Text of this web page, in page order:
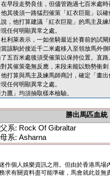
早段走勢良佳，但儘管跑過七百米處
其後須一路猛烈催策「紅衣巨龍」以
說，他打算建議「紅衣巨龍」的馬主及
任何明顯異常之處。
利萊表示，一如坐騎最近於賽前的試
該駒於接近千二米處移入至領放馬外
了五百米處後須受催策以保持位置。直
其催策毫無反應，末段未能以勁勢衝
打算與馬主及練馬師商討，確定「畫
任何明顯異常之處。
鷹」均須抽取樣本檢驗。
勝出馬匹血統
父系: Rock Of Gibraltar
母系: Asharna
作個人娛樂資訊之用。但由於香港馬
求有關資料盡可能準確，馬會就此並